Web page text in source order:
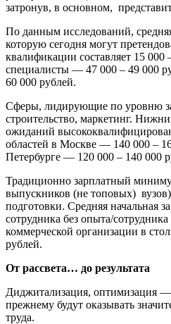
затронув, в основном,
По данным исследований,
которую сегодня могут
квалификации составляет 15 000
специалисты — 47 000 – 49 000
60 000 рублей.
Сферы, лидирующие по уровню
строительство, маркетинг.
ожиданий
областей в Москве — 140 000 –
Петербурге — 120 000 – 140 000
Традиционно зарплатный
выпускников (не топовых)
подготовки. Средняя начальная
сотрудника без опыта/
коммерческой организации в
рублей.
От рассвета… до результата
Диджитализация, оптимизация —
прежнему будут оказывать
труда.